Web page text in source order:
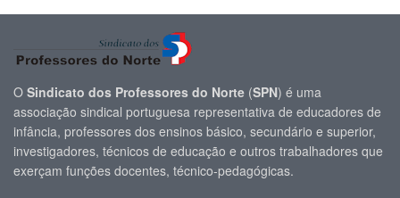
O Sindicato dos Professores do Norte (SPN) é uma
associação sindical portuguesa representativa de educadores de
infância, professores dos ensinos básico, secundário e superior,
investigadores, técnicos de educação e outros trabalhadores que
exerçam funções docentes, técnico-pedagógicas.